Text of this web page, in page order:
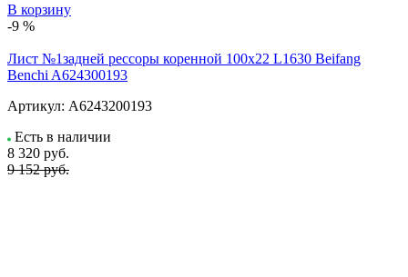
В корзину
-9 %
Лист №1задней рессоры коренной 100х22 L1630 Beifang
Benchi A624300193
Артикул: A6243200193
Есть в наличии
8 320 руб.
9 152 руб.